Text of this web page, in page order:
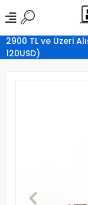
2900 TL ve Üzeri
120USD)